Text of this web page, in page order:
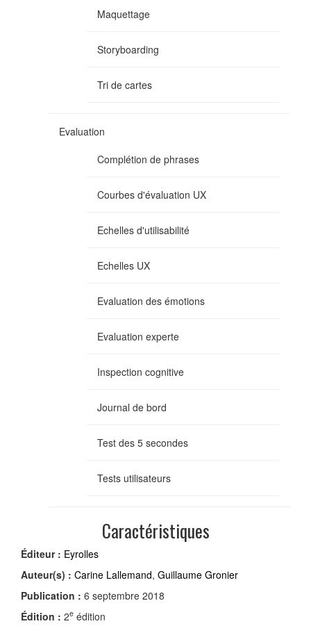
Maquettage
Storyboarding
Tri de cartes
Evaluation
Complétion de phrases
Courbes d'évaluation UX
Echelles d'utilisabilité
Echelles UX
Evaluation des émotions
Evaluation experte
Inspection cognitive
Journal de bord
Test des 5 secondes
Tests utilisateurs
Caractéristiques
Éditeur : Eyrolles
Auteur(s) : Carine Lallemand, Guillaume Gronier
Publication : 6 septembre 2018
Édition : 2e édition